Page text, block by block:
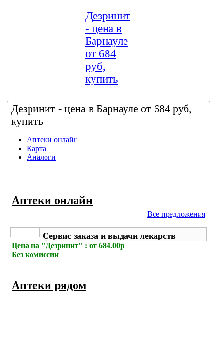
Дезринит
- цена в
Барнауле
от 684
руб,
купить
Дезринит - цена в Барнауле от 684 руб,
купить
Аптеки онлайн
Карта
Аналоги
Аптеки онлайн
Все предложения
Сервис заказа и выдачи лекарств
Цена на "Дезринит" : от 684.00р
Без комиссии
Аптеки рядом